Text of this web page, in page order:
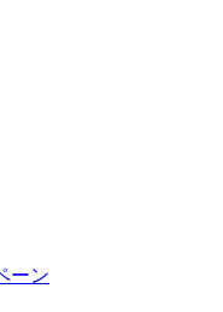
ーン